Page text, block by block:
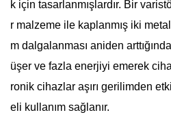
k için tasarlanmışlardır. Bir
r malzeme ile kaplanmış iki
m dalgalanması aniden
üşer ve fazla enerjiyi emerek
ronik cihazlar aşırı gerilimden
eli kullanım sağlanır.